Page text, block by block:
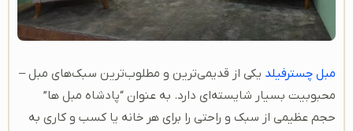
مبل چسترفیلد یکی از قدیمی‌ترین و مطلوب‌ترین سبک‌های مبل –
محبوبیت بسیار شایسته‌ای دارد. به عنوان “پادشاه مبل ها”
حجم عظیمی از سبک و راحتی را برای هر خانه یا کسب و کاری به